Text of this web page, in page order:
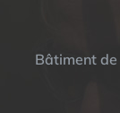
Bâtiment de